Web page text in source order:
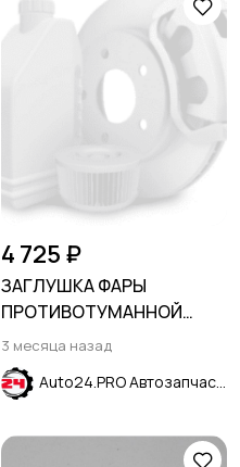
4 725 ₽
ЗАГЛУШКА ФАРЫ
ПРОТИВОТУМАННОЙ
ПРАВАЯ CHEVROLET
CRUZE 2019-2024
3 месяца назад
Auto24.PRO Автозапчасти